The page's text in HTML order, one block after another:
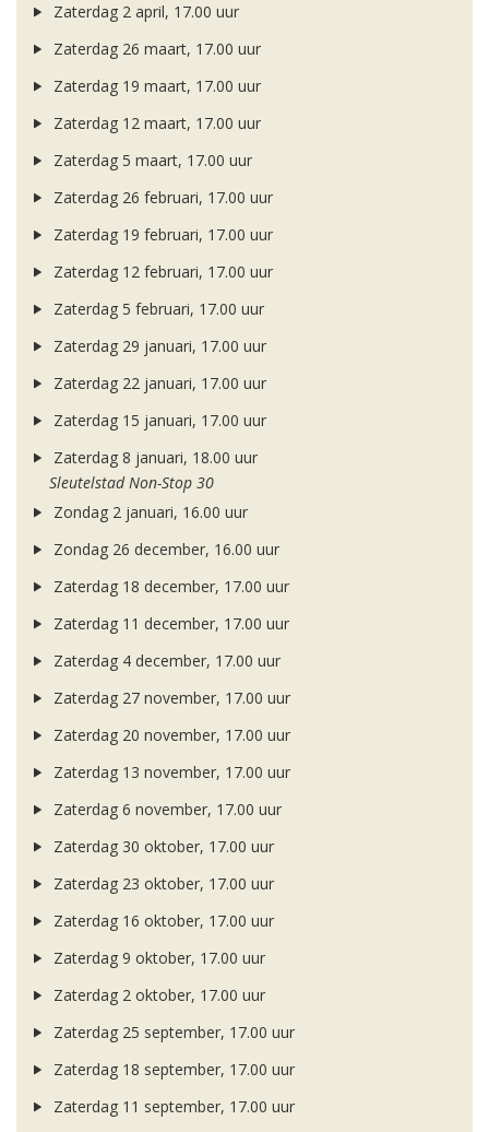
Zaterdag 2 april, 17.00 uur
Zaterdag 26 maart, 17.00 uur
Zaterdag 19 maart, 17.00 uur
Zaterdag 12 maart, 17.00 uur
Zaterdag 5 maart, 17.00 uur
Zaterdag 26 februari, 17.00 uur
Zaterdag 19 februari, 17.00 uur
Zaterdag 12 februari, 17.00 uur
Zaterdag 5 februari, 17.00 uur
Zaterdag 29 januari, 17.00 uur
Zaterdag 22 januari, 17.00 uur
Zaterdag 15 januari, 17.00 uur
Zaterdag 8 januari, 18.00 uur
Sleutelstad Non-Stop 30
Zondag 2 januari, 16.00 uur
Zondag 26 december, 16.00 uur
Zaterdag 18 december, 17.00 uur
Zaterdag 11 december, 17.00 uur
Zaterdag 4 december, 17.00 uur
Zaterdag 27 november, 17.00 uur
Zaterdag 20 november, 17.00 uur
Zaterdag 13 november, 17.00 uur
Zaterdag 6 november, 17.00 uur
Zaterdag 30 oktober, 17.00 uur
Zaterdag 23 oktober, 17.00 uur
Zaterdag 16 oktober, 17.00 uur
Zaterdag 9 oktober, 17.00 uur
Zaterdag 2 oktober, 17.00 uur
Zaterdag 25 september, 17.00 uur
Zaterdag 18 september, 17.00 uur
Zaterdag 11 september, 17.00 uur